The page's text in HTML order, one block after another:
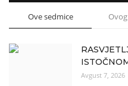
Ove sedmice
Avgust 7, 2026